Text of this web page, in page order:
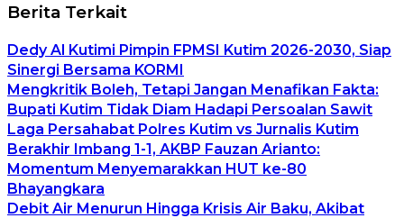
Berita Terkait
Dedy Al Kutimi Pimpin FPMSI Kutim 2026-2030, Siap
Sinergi Bersama KORMI
Mengkritik Boleh, Tetapi Jangan Menafikan Fakta:
Bupati Kutim Tidak Diam Hadapi Persoalan Sawit
Laga Persahabat Polres Kutim vs Jurnalis Kutim
Berakhir Imbang 1-1, AKBP Fauzan Arianto:
Momentum Menyemarakkan HUT ke-80
Bhayangkara
Debit Air Menurun Hingga Krisis Air Baku, Akibat